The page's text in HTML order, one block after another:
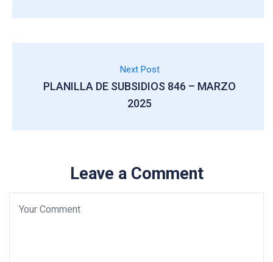
Next Post
PLANILLA DE SUBSIDIOS 846 – MARZO
2025
Leave a Comment